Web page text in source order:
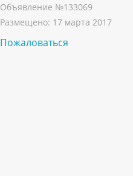
Объявление №133069
Размещено: 17 марта 2017
Пожаловаться